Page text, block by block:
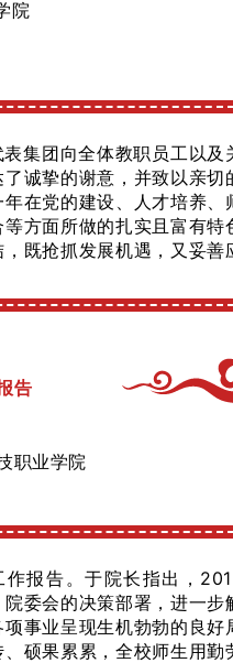
集团向全体教职员工以及
诚挚的谢意，并致以亲切
在党的建设、人才培养、
方面所做的扎实且富有特
既抢抓发展机遇，又妥善
告
报告。于院长指出，
委会的决策部署，进一步
事业呈现生机勃勃的良好
硕果累累，全校师生用勤